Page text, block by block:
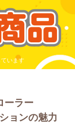
います
ーラー
ョンの魅力